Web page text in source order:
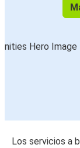
Los servicios a